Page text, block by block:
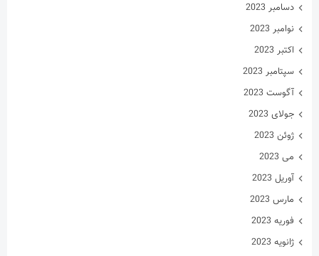
دسامبر 2023
نوامبر 2023
اکتبر 2023
سپتامبر 2023
آگوست 2023
جولای 2023
ژوئن 2023
می 2023
آوریل 2023
مارس 2023
فوریه 2023
ژانویه 2023